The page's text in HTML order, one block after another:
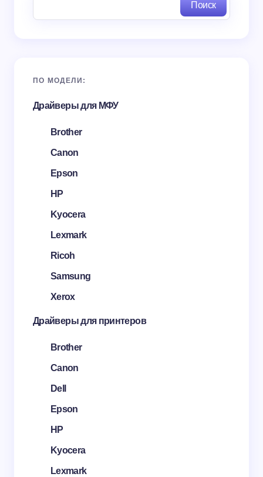
Поиск
ПО МОДЕЛИ:
Драйверы для МФУ
Brother
Canon
Epson
HP
Kyocera
Lexmark
Ricoh
Samsung
Xerox
Драйверы для принтеров
Brother
Canon
Dell
Epson
HP
Kyocera
Lexmark